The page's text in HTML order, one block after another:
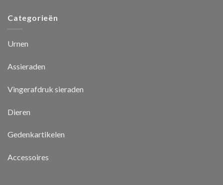
Categorieën
Urnen
Assieraden
Vingerafdruk sieraden
Dieren
Gedenkartikelen
Accessoires